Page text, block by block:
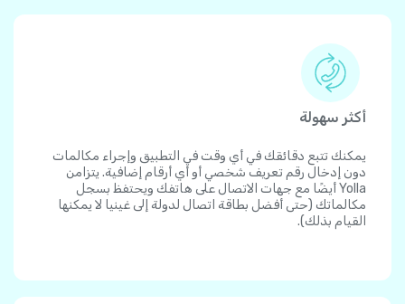
أكثر سهولة
يمكنك تتبع دقائقك في أي وقت في التطبيق وإجراء مكالمات
دون إدخال رقم تعريف شخصي أو أي أرقام إضافية. يتزامن
Yolla أيضًا مع جهات الاتصال على هاتفك ويحتفظ بسجل
مكالماتك (حتى أفضل بطاقة اتصال لدولة إلى غينيا لا يمكنها
القيام بذلك).